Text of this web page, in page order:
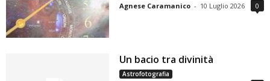
Agnese Caramanico - 10 Luglio 2026 0
Un bacio tra divinità
Astrofotografia